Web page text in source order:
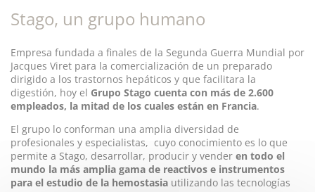
Stago, un grupo humano
Empresa fundada a finales de la Segunda Guerra Mundial por
Jacques Viret para la comercialización de un preparado
dirigido a los trastornos hepáticos y que facilitara la
digestión, hoy el Grupo Stago cuenta con más de 2.600
empleados, la mitad de los cuales están en Francia.
El grupo lo conforman una amplia diversidad de
profesionales y especialistas, cuyo conocimiento es lo que
permite a Stago, desarrollar, producir y vender en todo el
mundo la más amplia gama de reactivos e instrumentos
para el estudio de la hemostasia utilizando las tecnologías